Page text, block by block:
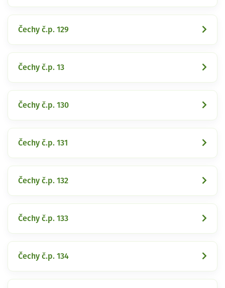
Čechy č.p. 129
Čechy č.p. 13
Čechy č.p. 130
Čechy č.p. 131
Čechy č.p. 132
Čechy č.p. 133
Čechy č.p. 134